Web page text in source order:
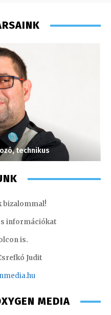
technikus
bizalommal!
információkat
is.
Judit
nmedia.hu
MEDIA